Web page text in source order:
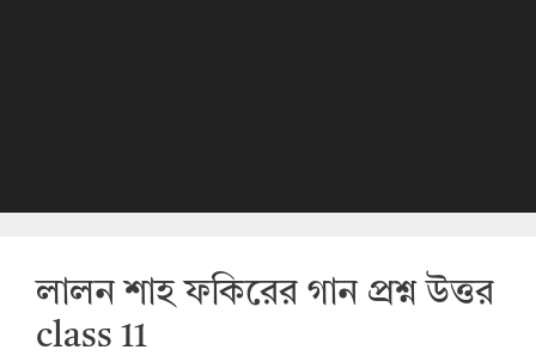
লালন শাহ ফকিরের গান প্রশ্ন উত্তর
class 11